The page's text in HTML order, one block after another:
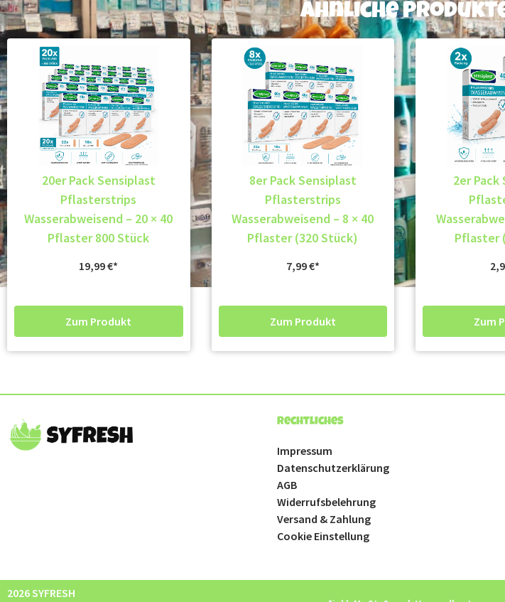
Ähnliche
20er Pack Sensiplast
Pflasterstrips
Wasserabweisend – 20 × 40
Pflaster 800 Stück
19,99€
Zum Produkt
8er Pack Sensiplast
Pflasterstrips
Wasserabweisend – 8 × 40
Pflaster (320 Stück)
7,99€
Zum Produkt
2er Pack
Pflaster
Zum
Rechtliches
Impressum
Datenschutzerklärung
AGB
Widerrufsbelehrung
Versand & Zahlung
Cookie Einstellung
2026 SYFRESH